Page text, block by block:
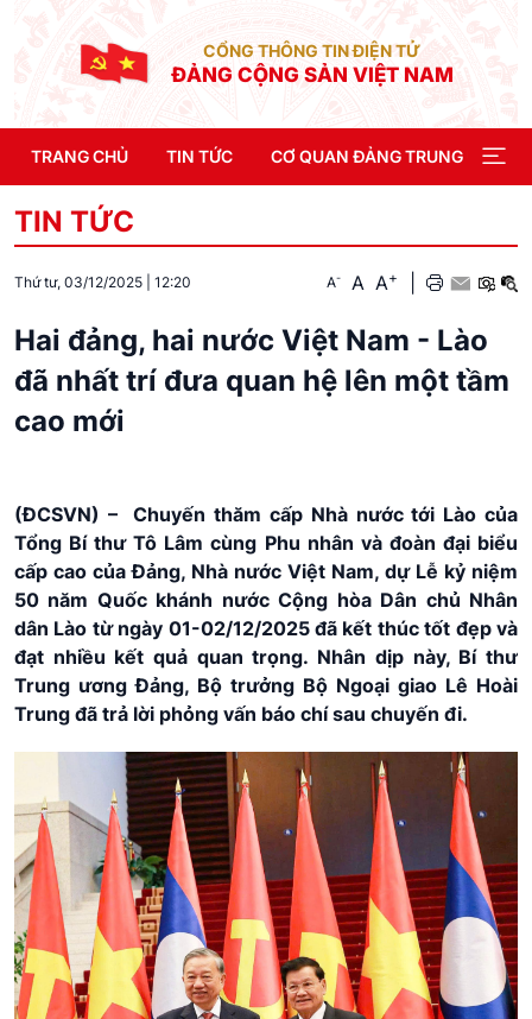
CỔNG THÔNG TIN ĐIỆN TỬ
ĐẢNG CỘNG SẢN VIỆT NAM
TRANG CHỦ TIN TỨC CƠ QUAN ĐẢNG TRUNG ƯƠNG
TIN TỨC
Thứ tư, 03/12/2025 12:20 A- A A+
Hai đảng, hai nước Việt Nam - Lào
đã nhất trí đưa quan hệ lên một tầm
cao mới
(ĐCSVN) –Chuyến thăm cấp Nhà nước tới Lào của
Tổng Bí thư Tô Lâm cùng Phu nhân và đoàn đại biểu
cấp cao của Đảng, Nhà nước Việt Nam, dự Lễ kỷ niệm
50 năm Quốc khánh nước Cộng hòa Dân chủ Nhân
dân Lào từ ngày 01-02/12/2025 đã kết thúc tốt đẹp và
đạt nhiều kết quả quan trọng. Nhân dịp này, Bí thư
Trung ương Đảng, Bộ trưởng Bộ Ngoại giao Lê Hoài
Trung đã trả lời phỏng vấn báo chí sau chuyến đi.